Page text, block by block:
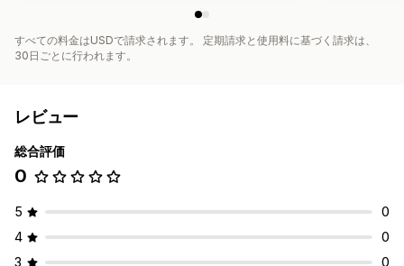
すべての料金はUSDで請求されます。 定期請求と使用料に基づく請求は、
30日ごとに行われます。
レビュー
総合評価
0
5
0
4
0
3
0